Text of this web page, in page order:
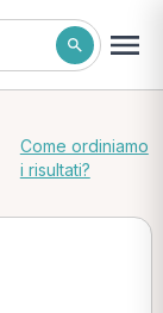
Come ordiniamo
i risultati?